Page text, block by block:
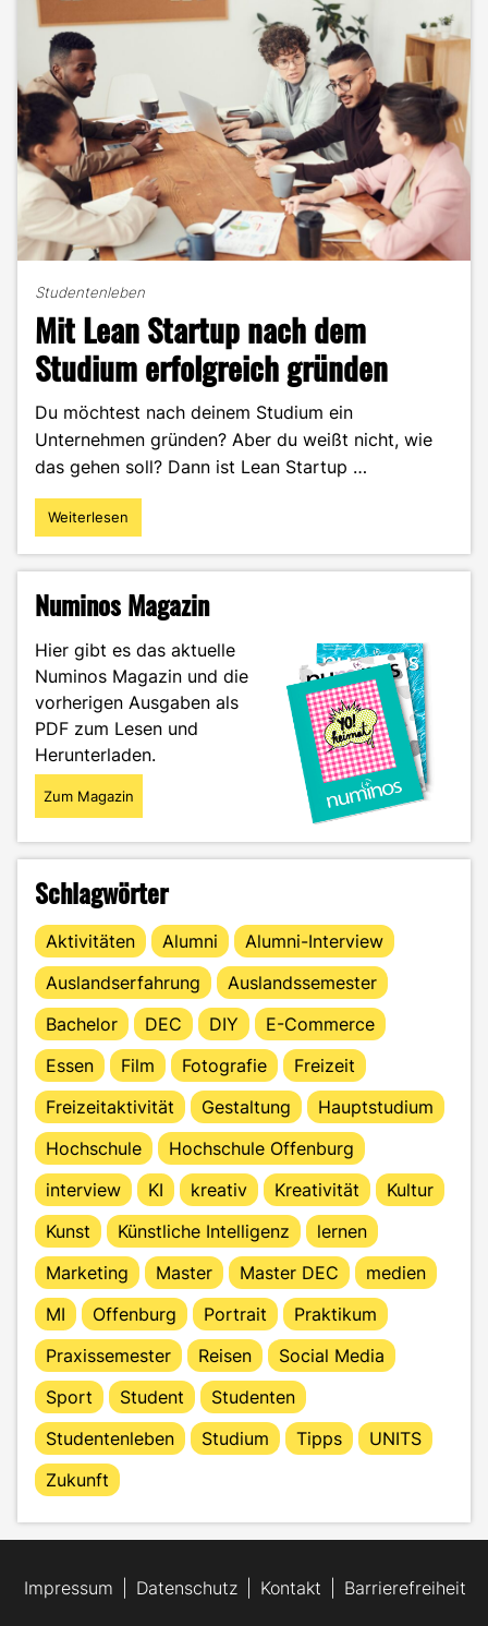
Studentenleben
Mit Lean Startup nach dem
Studium erfolgreich gründen
Du möchtest nach deinem Studium ein
Unternehmen gründen? Aber du weißt nicht, wie
das gehen soll? Dann ist Lean Startup …
"Mit
Lean
dem
erfolgreich
gründen"
Weiterlesen
Numinos Magazin
Hier gibt es das aktuelle
Numinos Magazin und die
vorherigen Ausgaben als
PDF zum Lesen und
Herunterladen.
Zum Magazin
Schlagwörter
Aktivitäten Alumni
Alumni-Interview
Auslandserfahrung
Auslandssemester
Bachelor
DEC DIY
E-Commerce
Essen
Film Fotografie
Freizeit
Freizeitaktivität
Gestaltung
Hauptstudium
Hochschule
Hochschule Offenburg
interview
KI kreativ Kreativität
Kultur
Kunst
Künstliche Intelligenz
lernen
Marketing
Master Master DEC
medien
MI
Offenburg Portrait
Praktikum
Praxissemester
Reisen
Social Media
Sport
Student
Studenten
Studentenleben
Studium Tipps
UNITS
Zukunft
Impressum Datenschutz Kontakt Barrierefreiheit